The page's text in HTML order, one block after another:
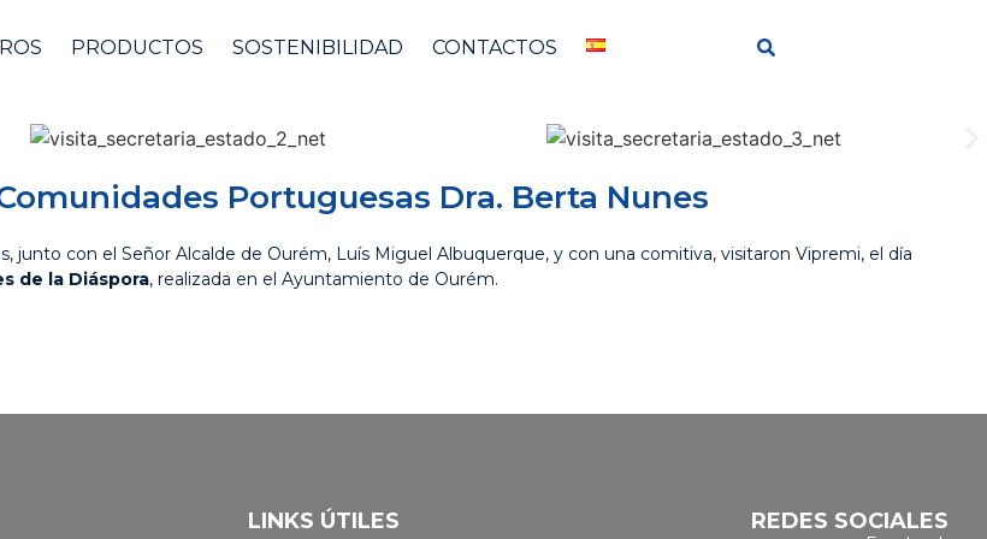
PRODUCTOS SOSTENIBILIDAD CONTACTOS
Portuguesas Dra. Berta Nunes
junto con el Señor Alcalde de Ourém, Luís Miguel Albuquerque, y con una comitiva, visitaron Vipremi, el día
de la Diáspora, realizada en el Ayuntamiento de Ourém.
LINKS ÚTILES REDES SOCIALES